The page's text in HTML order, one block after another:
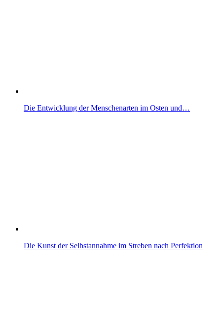
Die Entwicklung der Menschenarten im Osten und…
Die Kunst der Selbstannahme im Streben nach Perfektion